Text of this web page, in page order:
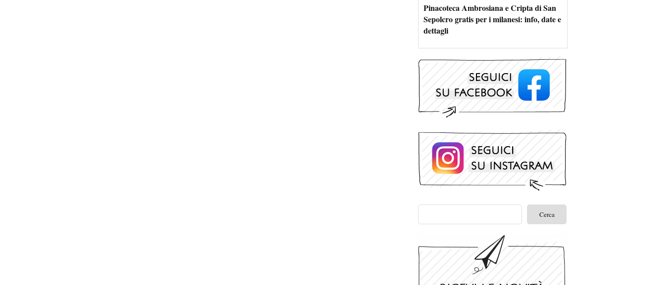
Pinacoteca Ambrosiana e Cripta di San
Sepolcro gratis per i milanesi: info, date e
dettagli